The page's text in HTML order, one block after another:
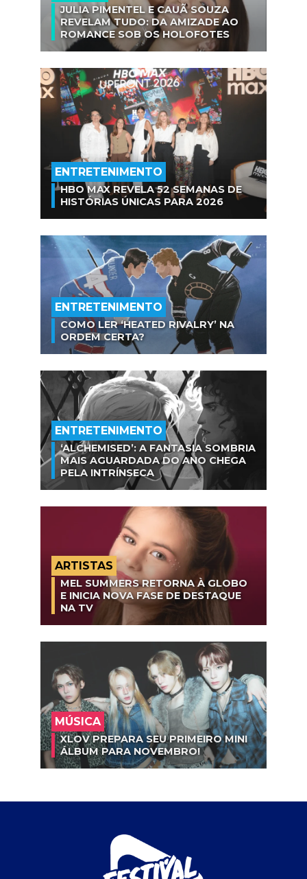
JULIA PIMENTEL E CAUÃ SOUZA
REVELAM TUDO: DA AMIZADE AO
ROMANCE SOB OS HOLOFOTES
ENTRETENIMENTO
HBO MAX REVELA 52 SEMANAS DE
HISTÓRIAS ÚNICAS PARA 2026
ENTRETENIMENTO
COMO LER ‘HEATED RIVALRY’ NA
ORDEM CERTA?
ENTRETENIMENTO
‘ALCHEMISED’: A FANTASIA SOMBRIA
MAIS AGUARDADA DO ANO CHEGA
PELA INTRÍNSECA
ARTISTAS
MEL SUMMERS RETORNA À GLOBO
E INICIA NOVA FASE DE DESTAQUE
NA TV
MÚSICA
XLOV PREPARA SEU PRIMEIRO MINI
ÁLBUM PARA NOVEMBRO!